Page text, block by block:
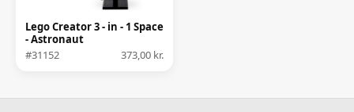
Lego Creator 3 - in - 1 Space
- Astronaut
#31152
373,00 kr.